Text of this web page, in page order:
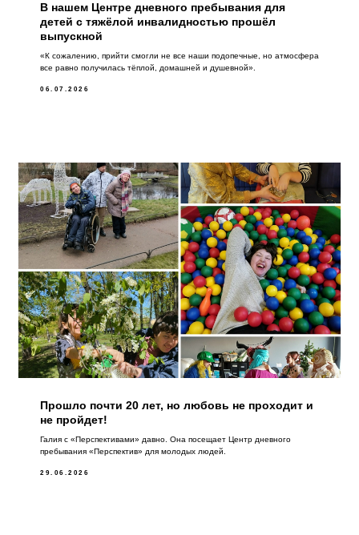
В нашем Центре дневного пребывания для
детей с тяжёлой инвалидностью прошёл
выпускной
«К сожалению, прийти смогли не все наши подопечные, но атмосфера
все равно получилась тёплой, домашней и душевной».
06.07.2026
Прошло почти 20 лет, но любовь не проходит и
не пройдет!
Галия с «Перспективами» давно. Она посещает Центр дневного
пребывания «Перспектив» для молодых людей.
29.06.2026